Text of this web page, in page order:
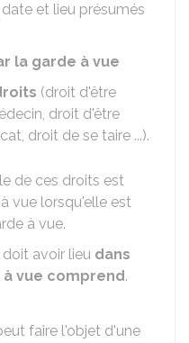
date et lieu présumés
la garde à vue
(droit d'être
droit d'être
droit de se taire ...).
de ces droits est
vue lorsqu'elle est
à vue.
avoir lieu dans
vue comprend.
faire l'objet d'une